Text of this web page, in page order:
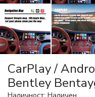
CarPlay /
Bentley